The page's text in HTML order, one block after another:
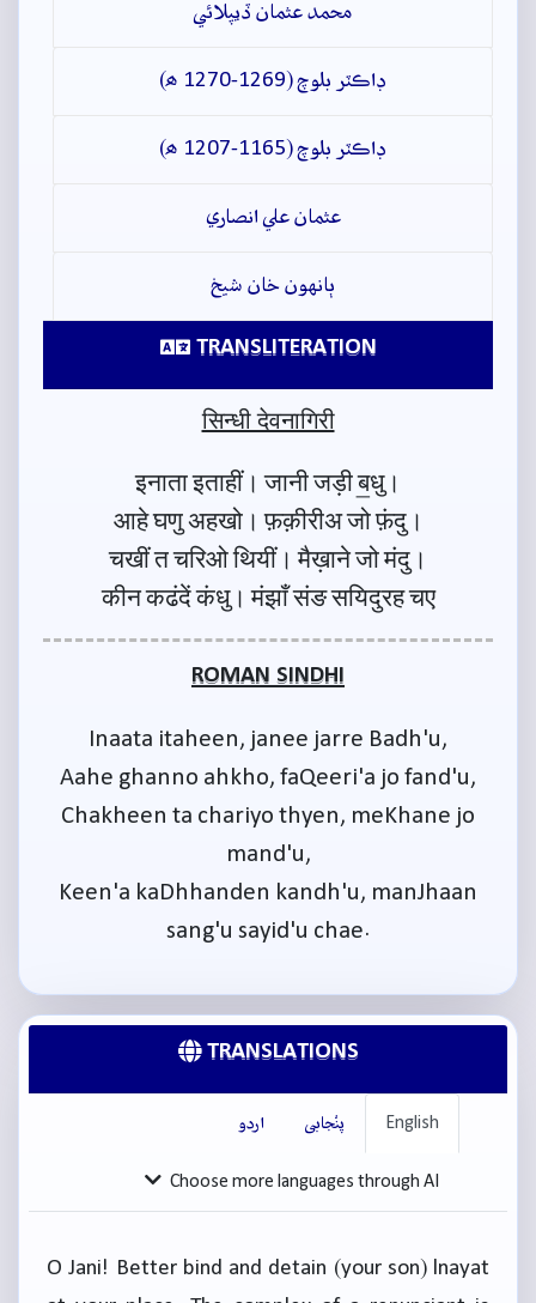
محمد عثمان ڏيپلائي
ڊاڪٽر بلوچ (1269-1270 ھ)
ڊاڪٽر بلوچ (1165-1207 ھ)
عثمان علي انصاري
ٻانهون خان شيخ
TRANSLITERATION
सिन्धी देवनागिरी
इनाता इताहीं। जानी जड़ी ब॒धु।
आहे घणु अहखो। फ़क़ीरीअ जो फ़ंदु।
चखीं त चरिओ थियीं। मैख़ाने जो मंदु।
कीन कढंदें कंधु। मंझाँ संङ सयिदुरह चए
ROMAN SINDHI
Inaata itaheen, janee jarre Badh'u,
Aahe ghanno ahkho, faQeeri'a jo fand'u,
Chakheen ta chariyo thyen, meKhane jo
mand'u,
Keen'a kaDhhanden kandh'u, manJhaan
sang'u sayid'u chae.
TRANSLATIONS
English پنْجابی اردو
Choose more languages through AI
O Jani! Better bind and detain (your son) lnayat